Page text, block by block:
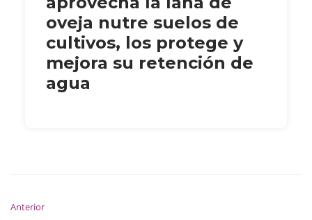
oveja nutre suelos de
cultivos, los protege y
mejora su retención de
agua
Anterior